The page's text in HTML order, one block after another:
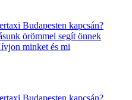
Budapesten kapcsán?
örömmel segít önnek
minket és mi